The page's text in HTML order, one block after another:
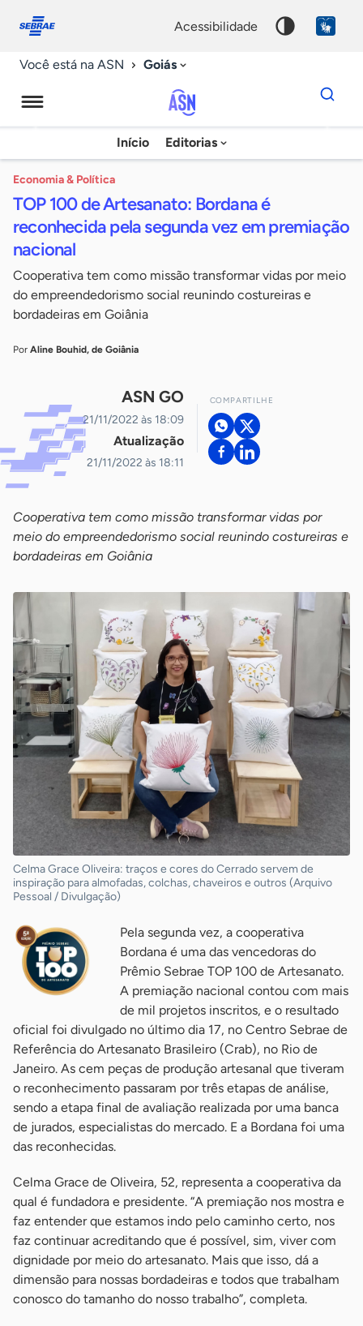
conosco
acessibilidade
Você está na ASN Goiás
Agência
Sebrae
Notícias
Início Editorias
Dados
para
chave
Economia & Política
TOP 100 de Artesanato: Bordana é
reconhecida pela segunda vez em premiação
nacional
Cooperativa tem como missão transformar vidas por meio
do empreendedorismo social reunindo costureiras e
bordadeiras em Goiânia
Por Aline Bouhid, de Goiânia
ASN GO
21/11/2022 às 18:09
Atualização
21/11/2022 às 18:11
COMPARTILHE
Cooperativa tem como missão transformar vidas por
meio do empreendedorismo social reunindo costureiras e
bordadeiras em Goiânia
Celma Grace Oliveira: traços e cores do Cerrado servem de
inspiração para almofadas, colchas, chaveiros e outros (Arquivo
Pessoal / Divulgação)
Pela segunda vez, a cooperativa
Bordana é uma das vencedoras do
Prêmio Sebrae TOP 100 de Artesanato.
A premiação nacional contou com mais
de mil projetos inscritos, e o resultado
oficial foi divulgado no último dia 17, no Centro Sebrae de
Referência do Artesanato Brasileiro (Crab), no Rio de
Janeiro. As cem peças de produção artesanal que tiveram
o reconhecimento passaram por três etapas de análise,
sendo a etapa final de avaliação realizada por uma banca
de jurados, especialistas do mercado. E a Bordana foi uma
das reconhecidas.
Celma Grace de Oliveira, 52, representa a cooperativa da
qual é fundadora e presidente. “A premiação nos mostra e
faz entender que estamos indo pelo caminho certo, nos
faz continuar acreditando que é possível, sim, viver com
dignidade por meio do artesanato. Mais que isso, dá a
dimensão para nossas bordadeiras e todos que trabalham
conosco do tamanho do nosso trabalho”, completa.